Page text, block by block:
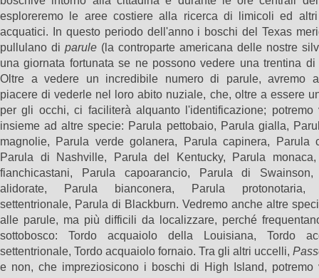
esploreremo le aree costiere alla ricerca di limicoli ed
acquatici. In questo periodo dell'anno i boschi del Texas
pullulano di parule (la controparte americana delle nostre
una giornata fortunata se ne possono vedere una trentina di
Oltre a vedere un incredibile numero di parule, avremo
piacere di vederle nel loro abito nuziale, che, oltre a essere
per gli occhi, ci faciliterà alquanto l'identificazione; potremo
insieme ad altre specie: Parula pettobaio, Parula gialla,
magnolie, Parula verde golanera, Parula capinera, Parula
Parula di Nashville, Parula del Kentucky, Parula
fianchicastani, Parula capoarancio, Parula di Swainson,
alidorate, Parula bianconera, Parula protonotaria,
settentrionale, Parula di Blackburn. Vedremo anche altre
alle parule, ma più difficili da localizzare, perché
sottobosco: Tordo acquaiolo della Louisiana, Tordo
settentrionale, Tordo acquaiolo fornaio. Tra gli altri uccelli,
e non, che impreziosicono i boschi di High Island, potremo